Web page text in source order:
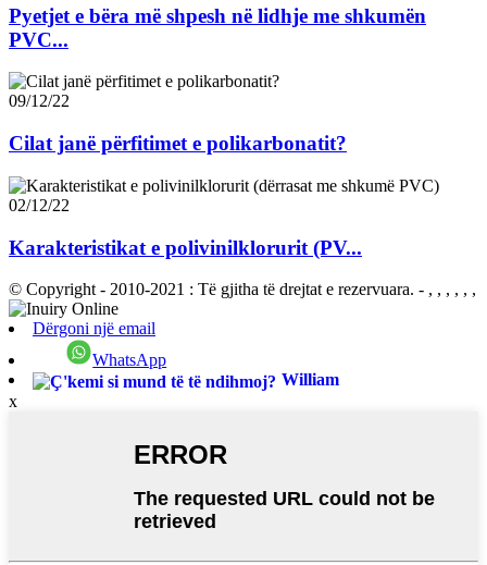
Pyetjet e bëra më shpesh në lidhje me shkumën
PVC...
09/12/22
Cilat janë përfitimet e polikarbonatit?
02/12/22
Karakteristikat e polivinilklorurit (PV...
© Copyright - 2010-2021 : Të gjitha të drejtat e rezervuara. - , , , , , ,
Dërgoni një email
WhatsApp
William
x